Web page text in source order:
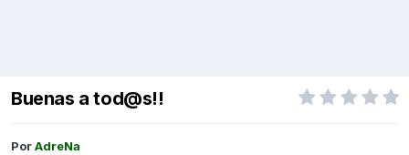
Buenas a tod@s!!
PorAdreNa